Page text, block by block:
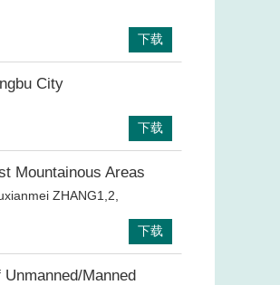
下载
City
下载
Mountainous Areas
ZHANG1,2,
下载
Manned